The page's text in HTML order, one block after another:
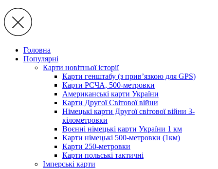
Головна
Популярні
Карти новітньої історії
Карти генштабу (з прив’язкою для GPS)
Карти РСЧА, 500-метровки
Американські карти України
Карти Другої Світової війни
Німецькі карти Другої світової війни 3-
кілометровки
Воєнні німецькі карти України 1 км
Карти німецькі 500-метровки (1км)
Карти 250-метровки
Карти польські тактичні
Імперські карти